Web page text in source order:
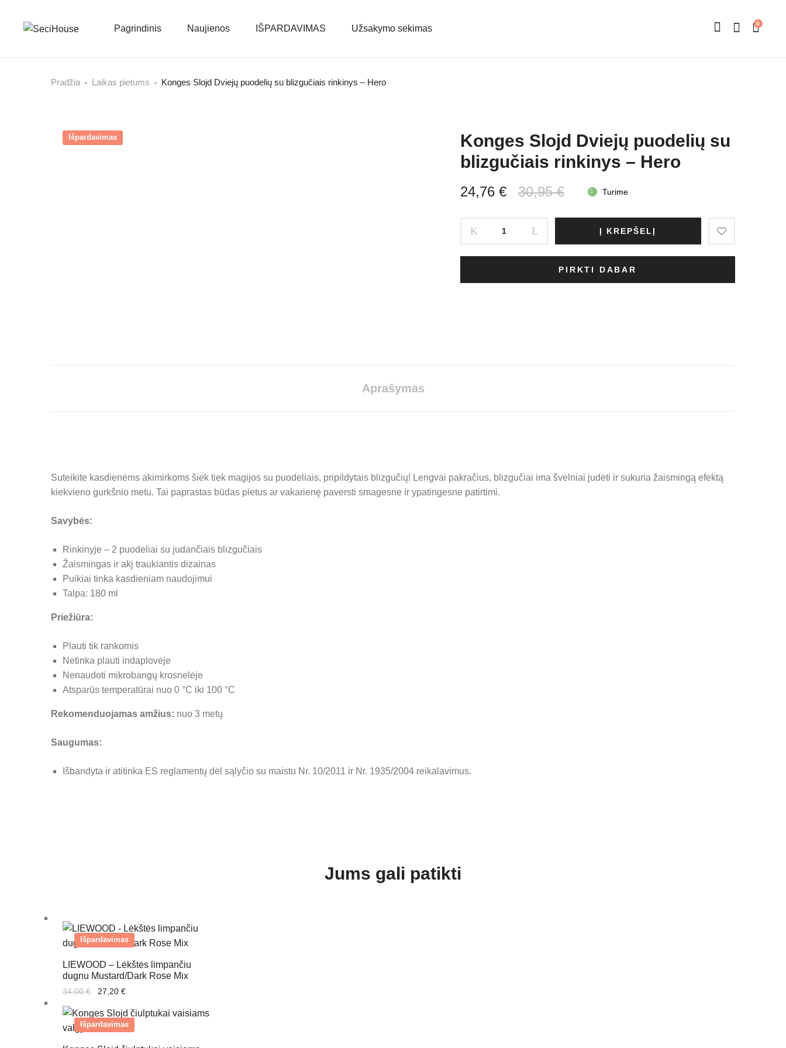
Pagrindinis Naujienos IŠPARDAVIMAS Užsakymo sekimas 0
Pradžia Laikas pietums Konges Slojd Dviejų puodelių su blizgučiais rinkinys – Hero
Išpardavimas
Konges Slojd Dviejų puodelių su
blizgučiais rinkinys – Hero
30,95€Original
30,95 €.
24,76 €
Current
24,76 €.
Turime
Dviejų
su
Į KREPŠELĮ
PIRKTI DABAR
Aprašymas
Suteikite kasdienėms akimirkoms šiek tiek magijos su puodeliais, pripildytais blizgučių! Lengvai pakračius, blizgučiai ima švelniai judėti ir sukuria žaismingą efektą
kiekvieno gurkšnio metu. Tai paprastas būdas pietus ar vakarienę paversti smagesne ir ypatingesne patirtimi.
Savybės:
Rinkinyje – 2 puodeliai su judančiais blizgučiais
Žaismingas ir akį traukiantis dizainas
Puikiai tinka kasdieniam naudojimui
Talpa: 180 ml
Priežiūra:
Plauti tik rankomis
Netinka plauti indaplovėje
Nenaudoti mikrobangų krosnelėje
Atsparūs temperatūrai nuo 0 °C iki 100 °C
Rekomenduojamas amžius: nuo 3 metų
Saugumas:
Išbandyta ir atitinka ES reglamentų dėl sąlyčio su maistu Nr. 10/2011 ir Nr. 1935/2004 reikalavimus.
Jums gali patikti
Išpardavimas
LIEWOOD – Lėkštės limpančiu
dugnu Mustard/Dark Rose Mix
34,00€
Original
34,00 €.
27,20 €Current
is:
27,20 €.
Išpardavimas